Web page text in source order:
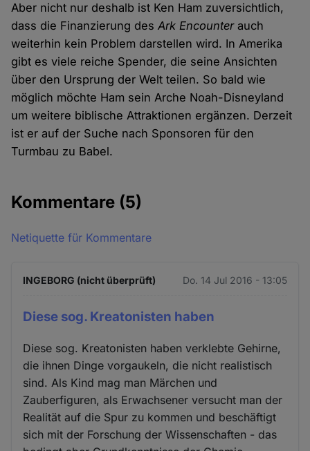
Aber nicht nur deshalb ist Ken Ham zuversichtlich,
dass die Finanzierung desArk Encounterauch
weiterhin kein Problem darstellen wird. In Amerika
gibt es viele reiche Spender, die seine Ansichten
über den Ursprung der Welt teilen. So bald wie
möglich möchte Ham sein Arche Noah-Disneyland
um weitere biblische Attraktionen ergänzen. Derzeit
ist er auf der Suche nach Sponsoren für den
Turmbau zu Babel.
Kommentare (5)
Netiquette für Kommentare
INGEBORG (nicht überprüft) Do. 14 Jul 2016 - 13:05
Diese sog. Kreatonisten haben
Diese sog. Kreatonisten haben verklebte Gehirne,
die ihnen Dinge vorgaukeln, die nicht realistisch
sind. Als Kind mag man Märchen und
Zauberfiguren, als Erwachsener versucht man der
Realität auf die Spur zu kommen und beschäftigt
sich mit der Forschung der Wissenschaften - das